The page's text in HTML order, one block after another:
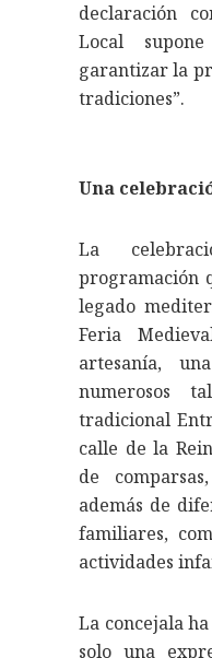
declaración
Local
garantizar la
tradiciones”.
Una
La
programación
legado
Feria
artesanía,
numerosos
tradicional
calle de la
de
además de
familiares,
actividades
La concejala
solo una